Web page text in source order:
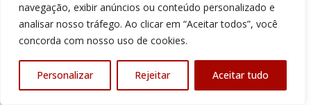
navegação, exibir anúncios ou conteúdo personalizado e
analisar nosso tráfego. Ao clicar em “Aceitar todos”, você
concorda com nosso uso de cookies.
Personalizar Rejeitar Aceitar tudo